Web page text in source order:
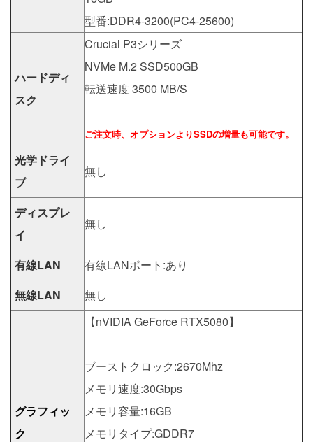
型番:DDR4-3200(PC4-25600)
ハードディ
スク
Crucial P3シリーズ
NVMe M.2 SSD500GB
転送速度 3500 MB/S
ご注文時、オプションよりSSDの増量も可能です。
光学ドライ
ブ
無し
ディスプレ
イ
無し
有線LAN
有線LANポート:あり
無線LAN
無し
グラフィッ
ク
【nVIDIA GeForce RTX5080】
ブーストクロック:2670Mhz
メモリ速度:30Gbps
メモリ容量:16GB
メモリタイプ:GDDR7